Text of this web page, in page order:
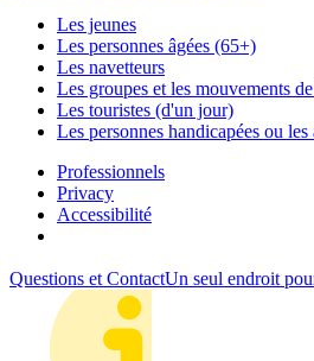
Les jeunes
Les personnes âgées (65+)
Les navetteurs
Les groupes et les mouvements
Les touristes (d'un jour)
Les personnes handicapées ou
Professionnels
Privacy
Accessibilité
Questions et ContactUn seul endroit